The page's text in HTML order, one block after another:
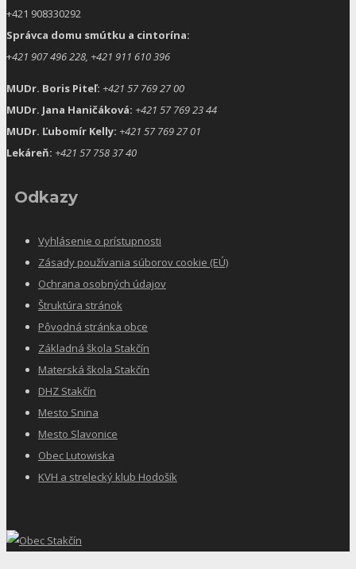
+421 908330292
Správca domu smútku a cintorína:
+421 907 496 228, +421 911 610 396
MUDr. Boris Piteľ: +421 57 769 27 00
MUDr. Jana Haničáková: +421 57 769 23 44
MUDr. Ľubomír Kelly: +421 57 769 27 01
Lekáreň: +421 57 758 37 40
Odkazy
Vyhlásenie o prístupnosti
Zásady používania súborov cookie (EÚ)
Ochrana osobných údajov
Štruktúra stránok
Pôvodná stránka obce
Základná škola Stakčín
Materská škola Stakčín
DHZ Stakčín
Mesto Snina
Mesto Slavonice
Obec Lutowiska
KVH a strelecký klub Hodošík